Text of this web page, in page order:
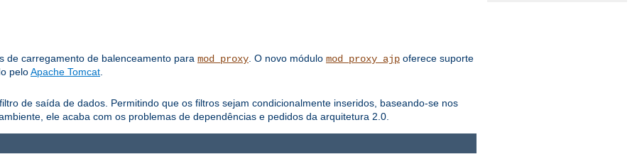
de carregamento de balenceamento para mod_proxy . O novo módulo mod_proxy_ajp oferece suporte
peloApache Tomcat
de saída de dados. Permitindo que os filtros sejam condicionalmente inseridos, baseando-se nos
ele acaba com os problemas de dependências e pedidos da arquitetura 2.0.